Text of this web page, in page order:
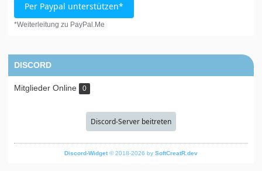
Per Paypal unterstützen*
*Weiterleitung zu PayPal.Me
DISCORD
Mitglieder Online 0
Discord-Server beitreten
Discord-Widget© 2018-2026 by SoftCreatR.dev